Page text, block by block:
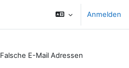
Anmelden
Falsche E-Mail Adressen